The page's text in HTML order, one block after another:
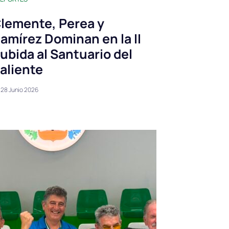
Perea y
Dominan en la II
al Santuario del
28 Junio 2026